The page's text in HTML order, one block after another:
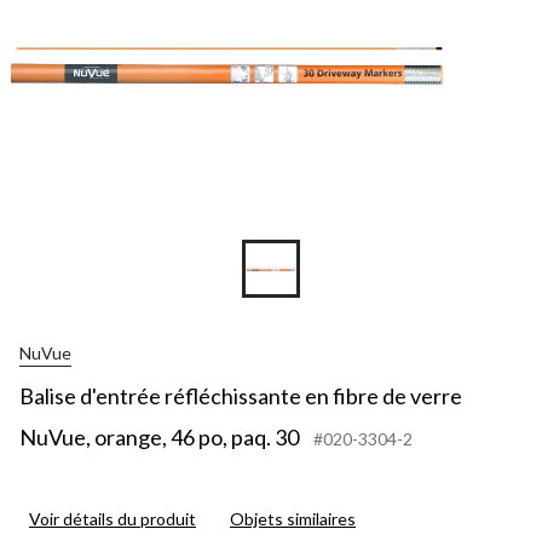
NuVue
Balise d'entrée réfléchissante en fibre de verre
NuVue, orange, 46 po, paq. 30
#020-3304-2
Voir détails du produit Objets similaires